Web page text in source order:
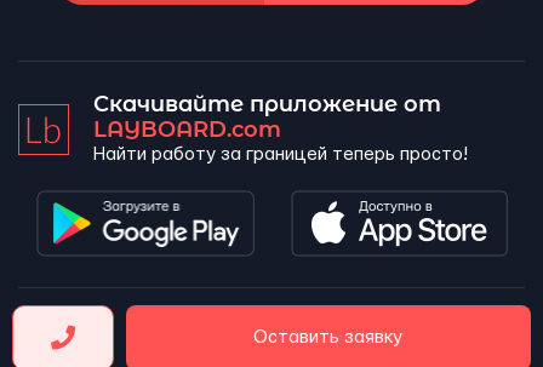
Оставить заявку
Скачивайте приложение от
LAYBOARD.com
Найти работу за границей теперь просто!
LAYBOARD, SL Copyright 2026 ©